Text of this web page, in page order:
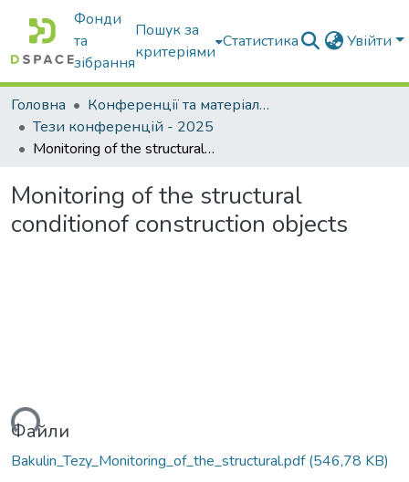
Фонди
та
зібрання
Пошук за
критеріями
Статистика Увійти
Головна
Конференції та матеріали конференцій
Тези конференцій - 2025
Monitoring of the structural conditionof construction objects
Monitoring of the structural
conditionof construction objects
Файли
Bakulin_Tezy_Monitoring_of_the_structural.pdf(546,78 KB)